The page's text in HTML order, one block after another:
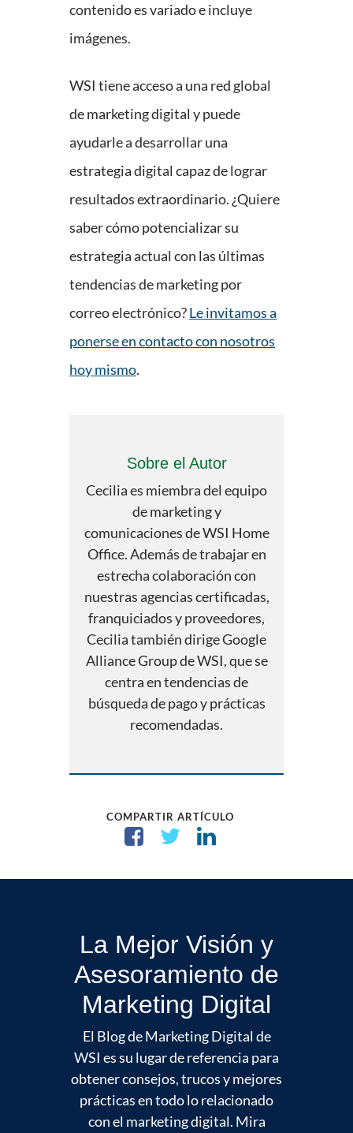
contenido es variado e incluye
imágenes.
WSI tiene acceso a una red global
de marketing digital y puede
ayudarle a desarrollar una
estrategia digital capaz de lograr
resultados extraordinario. ¿Quiere
saber cómo potencializar su
estrategia actual con las últimas
tendencias de marketing por
correo electrónico?Le invitamos a
ponerse en contacto con nosotros
hoy mismo.
Sobre el Autor
Cecilia es miembra del equipo
de marketing y
comunicaciones de WSI Home
Office. Además de trabajar en
estrecha colaboración con
nuestras agencias certificadas,
franquiciados y proveedores,
Cecilia también dirige Google
Alliance Group de WSI, que se
centra en tendencias de
búsqueda de pago y prácticas
recomendadas.
COMPARTIR ARTÍCULO
La Mejor Visión y
Asesoramiento de
Marketing Digital
El Blog de Marketing Digital de
WSI es su lugar de referencia para
obtener consejos, trucos y mejores
prácticas en todo lo relacionado
con el marketing digital. Mira